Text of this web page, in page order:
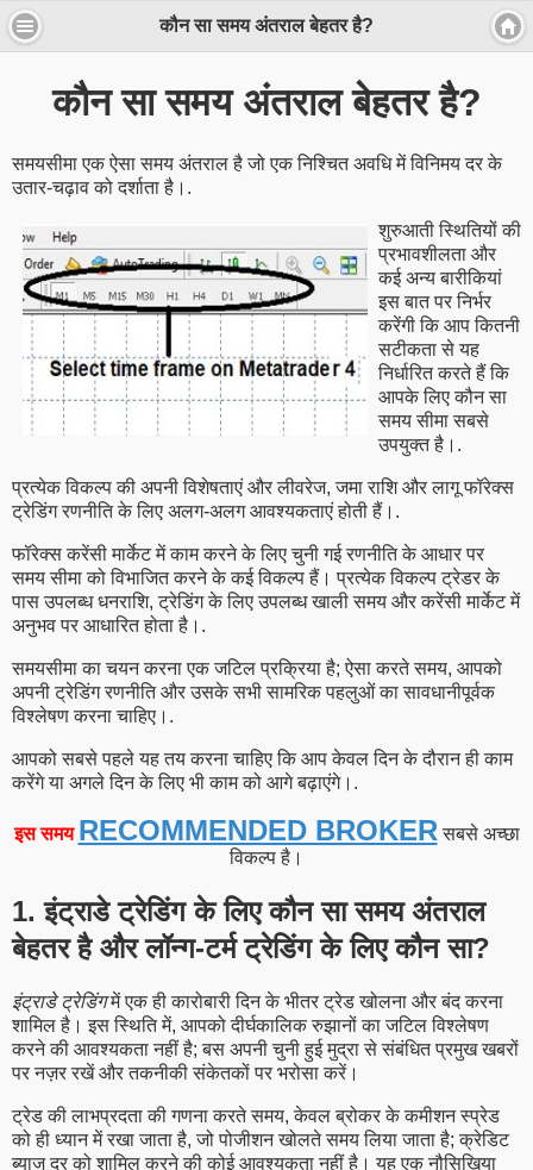
कौन सा समय अंतराल बेहतर है?
कौन सा समय अंतराल बेहतर है?
समयसीमा एक ऐसा समय अंतराल है जो एक निश्चित अवधि में विनिमय दर के
उतार-चढ़ाव को दर्शाता है।.
शुरुआती स्थितियों की
प्रभावशीलता और
कई अन्य बारीकियां
इस बात पर निर्भर
करेंगी कि आप कितनी
सटीकता से यह
निर्धारित करते हैं कि
आपके लिए कौन सा
समय सीमा सबसे
उपयुक्त है।.
प्रत्येक विकल्प की अपनी विशेषताएं और लीवरेज, जमा राशि और लागू फॉरेक्स
ट्रेडिंग रणनीति के लिए अलग-अलग आवश्यकताएं होती हैं।.
फॉरेक्स करेंसी मार्केट में काम करने के लिए चुनी गई रणनीति के आधार पर
समय सीमा को विभाजित करने के कई विकल्प हैं। प्रत्येक विकल्प ट्रेडर के
पास उपलब्ध धनराशि, ट्रेडिंग के लिए उपलब्ध खाली समय और करेंसी मार्केट में
अनुभव पर आधारित होता है।.
समयसीमा का चयन करना एक जटिल प्रक्रिया है; ऐसा करते समय, आपको
अपनी ट्रेडिंग रणनीति और उसके सभी सामरिक पहलुओं का सावधानीपूर्वक
विश्लेषण करना चाहिए।.
आपको सबसे पहले यह तय करना चाहिए कि आप केवल दिन के दौरान ही काम
करेंगे या अगले दिन के लिए भी काम को आगे बढ़ाएंगे।.
इस समय RECOMMENDED BROKER सबसे अच्छा
विकल्प है।
1. इंट्राडे ट्रेडिंग के लिए कौन सा समय अंतराल
बेहतर है और लॉन्ग-टर्म ट्रेडिंग के लिए कौन सा?
इंट्राडे ट्रेडिंगमें एक ही कारोबारी दिन के भीतर ट्रेड खोलना और बंद करना
शामिल है। इस स्थिति में, आपको दीर्घकालिक रुझानों का जटिल विश्लेषण
करने की आवश्यकता नहीं है; बस अपनी चुनी हुई मुद्रा से संबंधित प्रमुख खबरों
पर नज़र रखें और तकनीकी संकेतकों पर भरोसा करें।
ट्रेड की लाभप्रदता की गणना करते समय, केवल ब्रोकर के कमीशन स्प्रेड
को ही ध्यान में रखा जाता है, जो पोजीशन खोलते समय लिया जाता है; क्रेडिट
ब्याज दर को शामिल करने की कोई आवश्यकता नहीं है। यह एक नौसिखिया